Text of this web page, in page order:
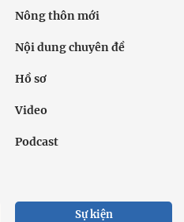
Nông thôn mới
Nội dung chuyên đề
Hồ sơ
Video
Podcast
Sự kiện